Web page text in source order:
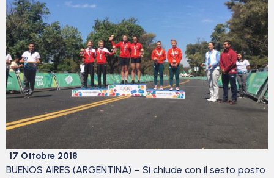
17 Ottobre 2018
BUENOS AIRES (ARGENTINA) – Si chiude con il sesto posto